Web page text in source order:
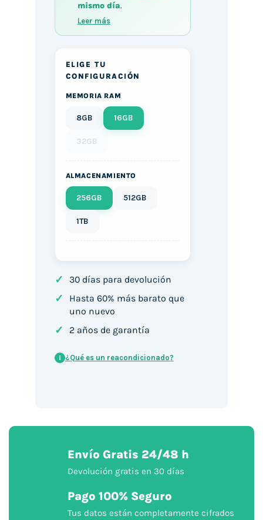
mismo día.
Leer más
ELIGE TU
CONFIGURACIÓN
MEMORIA RAM
8GB 16GB
32GB
ALMACENAMIENTO
256GB 512GB
1TB
✓ 30 días para devolución
✓
Hasta 60% más barato que
uno nuevo
✓ 2 años de garantía
i ¿Qué es un reacondicionado?
Envío Gratis 24/48 h
Devolución gratis en 30 días
Pago 100% Seguro
Tus datos están completamente cifrados